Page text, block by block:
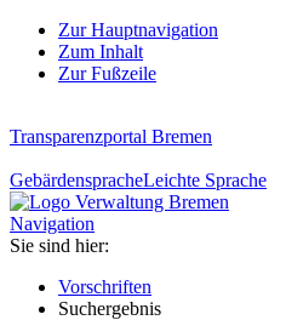
Zur Hauptnavigation
Zum Inhalt
Zur Fußzeile
Transparenzportal Bremen
GebärdenspracheLeichte Sprache
Navigation
Sie sind hier:
Vorschriften
Suchergebnis